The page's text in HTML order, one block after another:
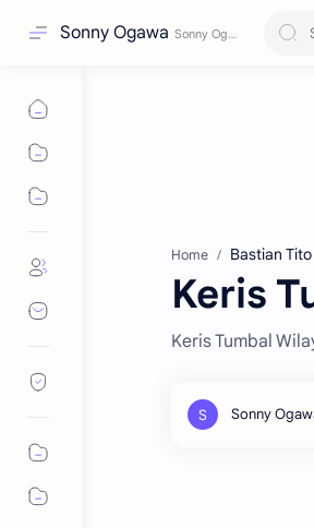
Sonny Ogawa
Home Bastian Tito
Keris
Keris Tumbal